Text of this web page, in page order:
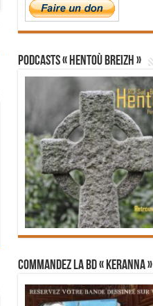
PODCASTS « Hentoù Breizh »
Commandez la BD « Keranna »